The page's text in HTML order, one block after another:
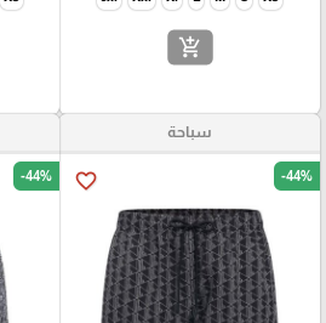
add_shopping_cart
سباحة
favorite_border -44%
-44%